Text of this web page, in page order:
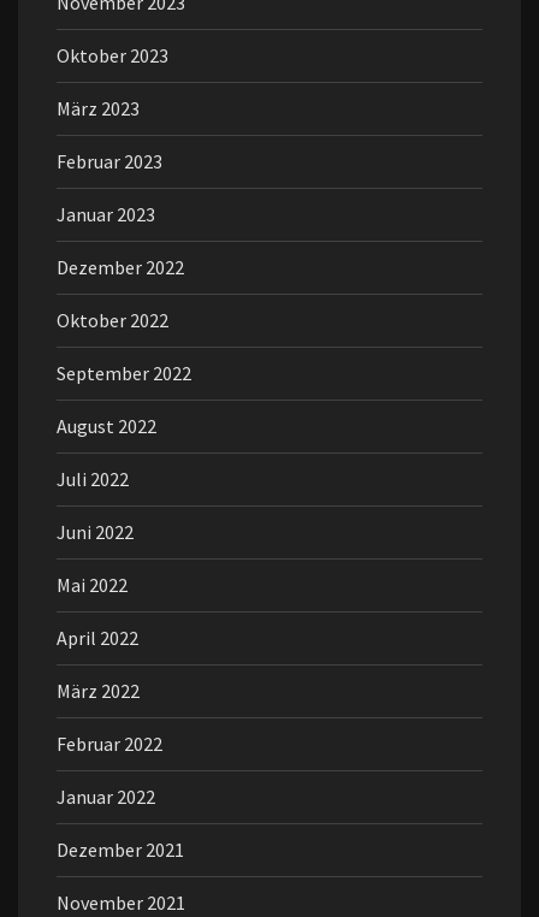
Oktober 2023
März 2023
Februar 2023
Januar 2023
Dezember 2022
Oktober 2022
September 2022
August 2022
Juli 2022
Juni 2022
Mai 2022
April 2022
März 2022
Februar 2022
Januar 2022
Dezember 2021
November 2021